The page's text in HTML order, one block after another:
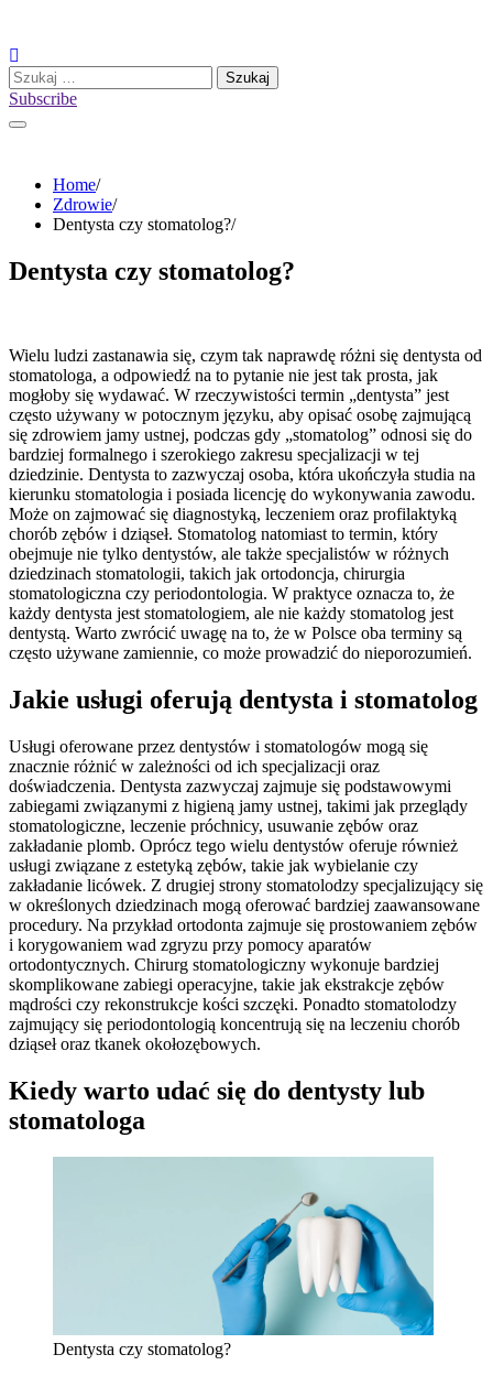
content
Szukaj:
Subscribe
Home
Zdrowie
Dentysta czy stomatolog?
Dentysta czy stomatolog?
Wielu ludzi zastanawia się, czym tak naprawdę różni się dentysta od
stomatologa, a odpowiedź na to pytanie nie jest tak prosta, jak
mogłoby się wydawać. W rzeczywistości termin „dentysta” jest
często używany w potocznym języku, aby opisać osobę zajmującą
się zdrowiem jamy ustnej, podczas gdy „stomatolog” odnosi się do
bardziej formalnego i szerokiego zakresu specjalizacji w tej
dziedzinie. Dentysta to zazwyczaj osoba, która ukończyła studia na
kierunku stomatologia i posiada licencję do wykonywania zawodu.
Może on zajmować się diagnostyką, leczeniem oraz profilaktyką
chorób zębów i dziąseł. Stomatolog natomiast to termin, który
obejmuje nie tylko dentystów, ale także specjalistów w różnych
dziedzinach stomatologii, takich jak ortodoncja, chirurgia
stomatologiczna czy periodontologia. W praktyce oznacza to, że
każdy dentysta jest stomatologiem, ale nie każdy stomatolog jest
dentystą. Warto zwrócić uwagę na to, że w Polsce oba terminy są
często używane zamiennie, co może prowadzić do nieporozumień.
Jakie usługi oferują dentysta i stomatolog
Usługi oferowane przez dentystów i stomatologów mogą się
znacznie różnić w zależności od ich specjalizacji oraz
doświadczenia. Dentysta zazwyczaj zajmuje się podstawowymi
zabiegami związanymi z higieną jamy ustnej, takimi jak przeglądy
stomatologiczne, leczenie próchnicy, usuwanie zębów oraz
zakładanie plomb. Oprócz tego wielu dentystów oferuje również
usługi związane z estetyką zębów, takie jak wybielanie czy
zakładanie licówek. Z drugiej strony stomatolodzy specjalizujący się
w określonych dziedzinach mogą oferować bardziej zaawansowane
procedury. Na przykład ortodonta zajmuje się prostowaniem zębów
i korygowaniem wad zgryzu przy pomocy aparatów
ortodontycznych. Chirurg stomatologiczny wykonuje bardziej
skomplikowane zabiegi operacyjne, takie jak ekstrakcje zębów
mądrości czy rekonstrukcje kości szczęki. Ponadto stomatolodzy
zajmujący się periodontologią koncentrują się na leczeniu chorób
dziąseł oraz tkanek okołozębowych.
Kiedy warto udać się do dentysty lub
stomatologa
Dentysta czy stomatolog?